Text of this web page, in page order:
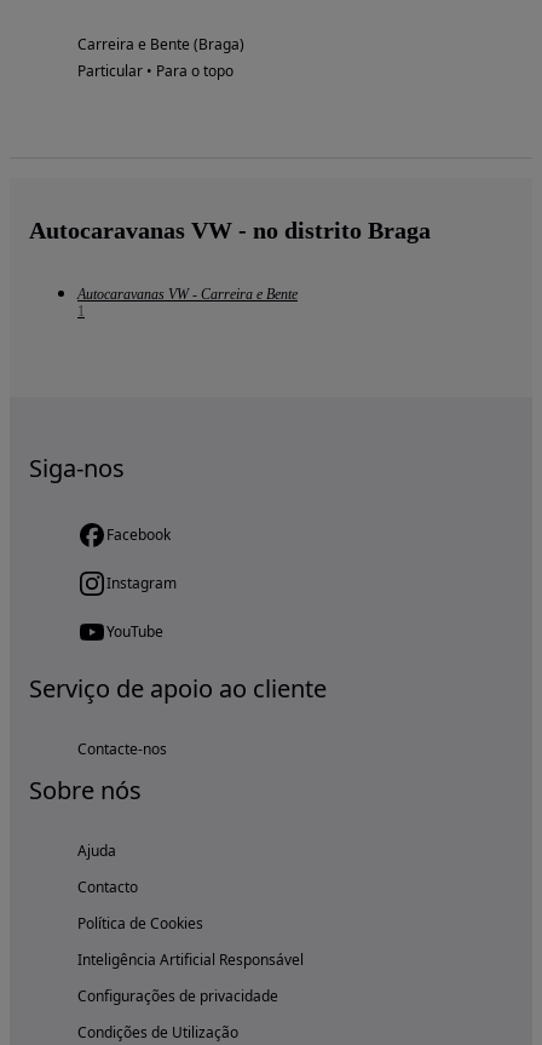
Carreira e Bente (Braga)
Particular • Para o topo
Autocaravanas VW - no distrito Braga
Autocaravanas VW - Carreira e Bente
1
Siga-nos
Facebook
Instagram
YouTube
Serviço de apoio ao cliente
Contacte-nos
Sobre nós
Ajuda
Contacto
Política de Cookies
Inteligência Artificial Responsável
Configurações de privacidade
Condições de Utilização